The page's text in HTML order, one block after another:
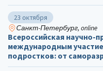
23 октября
Санкт-Петербург, online
Всероссийская научно-
международным
подростков: от